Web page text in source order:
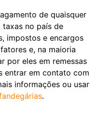
de quaisquer
taxas no país de
impostos e encargos
e, na maioria
por eles em remessas
entrar em contato com
informações ou usar
.